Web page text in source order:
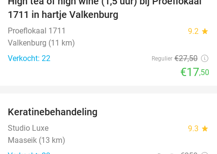
36%
1711 in hartje Valkenburg
Proeflokaal 1711 9.2 star
Valkenburg (11 km)
Verkocht: 22
Regulier €27,50
€17,50
Keratinebehandeling
Studio Luxe 9.3 star
Maaseik (13 km)